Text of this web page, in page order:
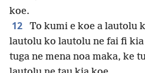
koe.
12
To kumi e koe a lautolu
lautolu ko lautolu ne fai fi
tuga ne mena noa maka, ke